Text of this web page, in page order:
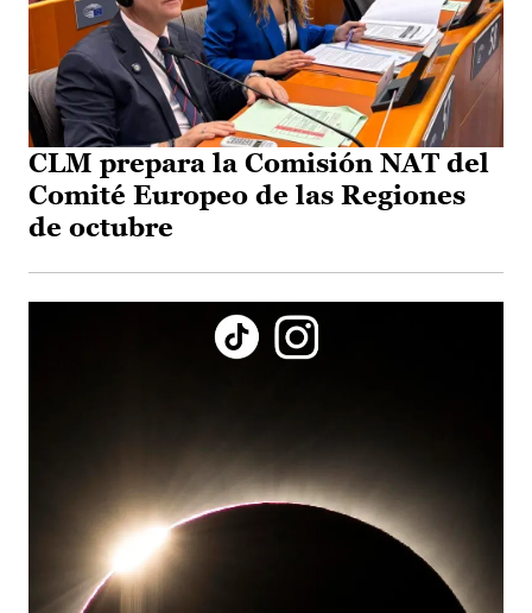
CLM prepara la Comisión NAT del
Comité Europeo de las Regiones
de octubre